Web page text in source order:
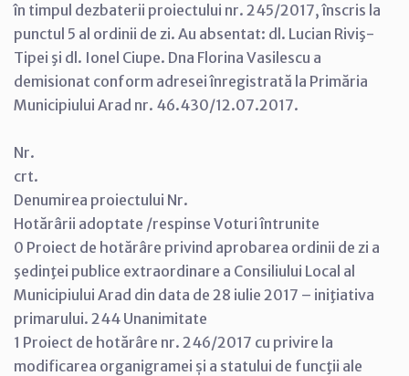
în timpul dezbaterii proiectului nr. 245/2017, înscris la
punctul 5 al ordinii de zi. Au absentat: dl. Lucian Riviş-
Tipei şi dl. Ionel Ciupe. Dna Florina Vasilescu a
demisionat conform adresei înregistrată la Primăria
Municipiului Arad nr. 46.430/12.07.2017.
Nr.
crt.
Denumirea proiectului Nr.
Hotărârii adoptate /respinse Voturi întrunite
0 Proiect de hotărâre privind aprobarea ordinii de zi a
şedinţei publice extraordinare a Consiliului Local al
Municipiului Arad din data de 28 iulie 2017 – iniţiativa
primarului. 244 Unanimitate
1 Proiect de hotărâre nr. 246/2017 cu privire la
modificarea organigramei și a statului de funcţii ale